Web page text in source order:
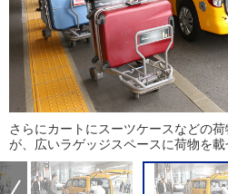
さらにカートにスーツケースなどの
が、広いラゲッジスペースに荷物を